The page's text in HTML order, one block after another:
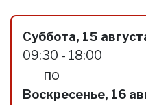
Суббота, 15
09:30 - 18:00
по
Воскресенье, 16